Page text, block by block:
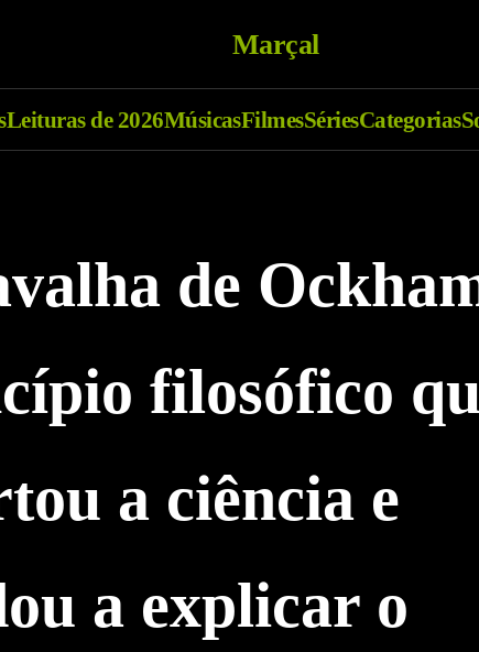
Marçal
Leituras de 2026MúsicasFilmesSériesCategorias
de
filosófico
a ciência e
a explicar o